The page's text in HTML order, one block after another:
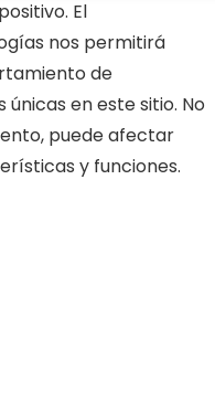
El
nos permitirá
de
en este sitio. No
puede afectar
y funciones.